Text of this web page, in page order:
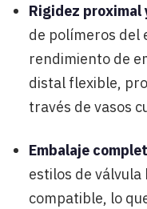
Rigidez
de polímeros del
rendimiento de
distal flexible,
través de vasos
Embalaje
estilos de
compatible, lo